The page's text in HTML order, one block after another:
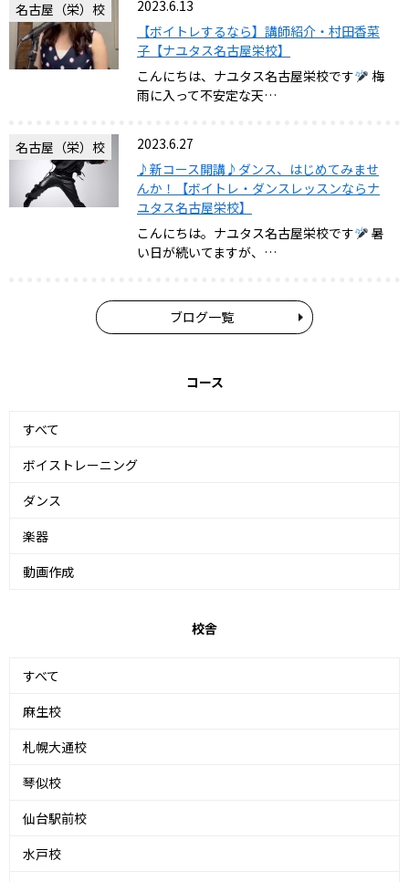
名古屋（栄）校
2023.6.13
【ボイトレするなら】講師紹介・村田香菜
子【ナユタス名古屋栄校】
こんにちは、ナユタス名古屋栄校です
梅
雨に入って不安定な天…
名古屋（栄）校
2023.6.27
♪新コース開講♪ダンス、はじめてみませ
んか！【ボイトレ・ダンスレッスンならナ
ユタス名古屋栄校】
こんにちは。ナユタス名古屋栄校です
暑
い日が続いてますが、…
ブログ一覧
コース
すべて
ボイストレーニング
ダンス
楽器
動画作成
校舎
すべて
麻生校
札幌大通校
琴似校
仙台駅前校
水戸校